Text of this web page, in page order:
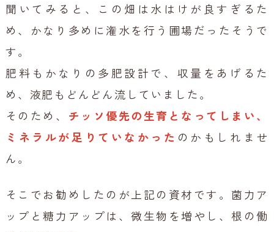
聞いてみると、この畑は水はけが良すぎるた
め、かなり多めに潅水を行う圃場だったそうで
す。
肥料もかなりの多肥設計で、収量をあげるた
め、液肥もどんどん流していました。
そのため、 チッソ優先の生育となってしまい、
ミネラルが足りていなかった のかもしれませ
ん。
そこでお勧めしたのが上記の資材です。菌力ア
ップと糖力アップは、微生物を増やし、根の働